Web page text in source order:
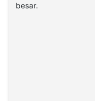
besar.